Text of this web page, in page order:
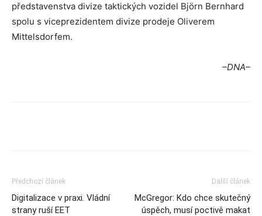
představenstva divize taktických vozidel Björn Bernhard
spolu s viceprezidentem divize prodeje Oliverem
Mittelsdorfem.
–DNA–
Předchozí článek
Digitalizace v praxi. Vládní
strany ruší EET
Další článek
McGregor: Kdo chce skutečný
úspěch, musí poctivě makat